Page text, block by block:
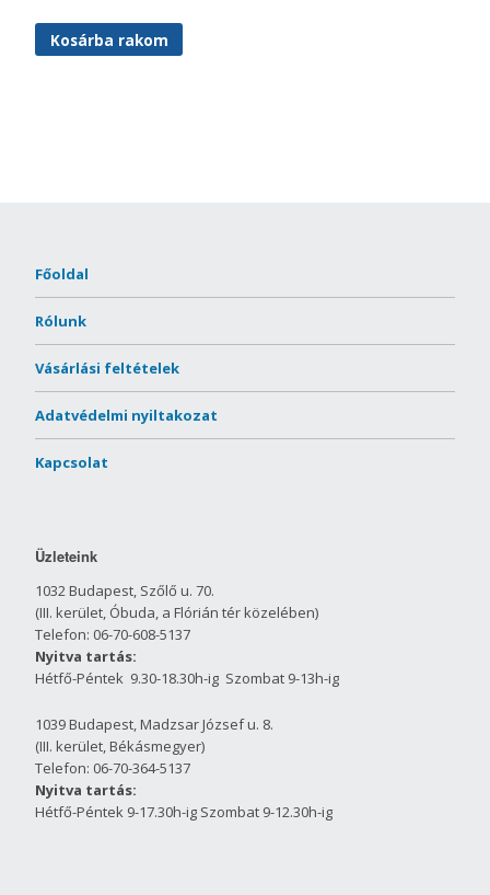
Kosárba rakom
Főoldal
Rólunk
Vásárlási feltételek
Adatvédelmi nyiltakozat
Kapcsolat
Üzleteink
1032 Budapest, Szőlő u. 70.
(III. kerület, Óbuda, a Flórián tér közelében)
Telefon: 06-70-608-5137
Nyitva tartás:
Hétfő-Péntek 9.30-18.30h-ig Szombat 9-13h-ig
1039 Budapest, Madzsar József u. 8.
(III. kerület, Békásmegyer)
Telefon: 06-70-364-5137
Nyitva tartás:
Hétfő-Péntek 9-17.30h-ig Szombat 9-12.30h-ig